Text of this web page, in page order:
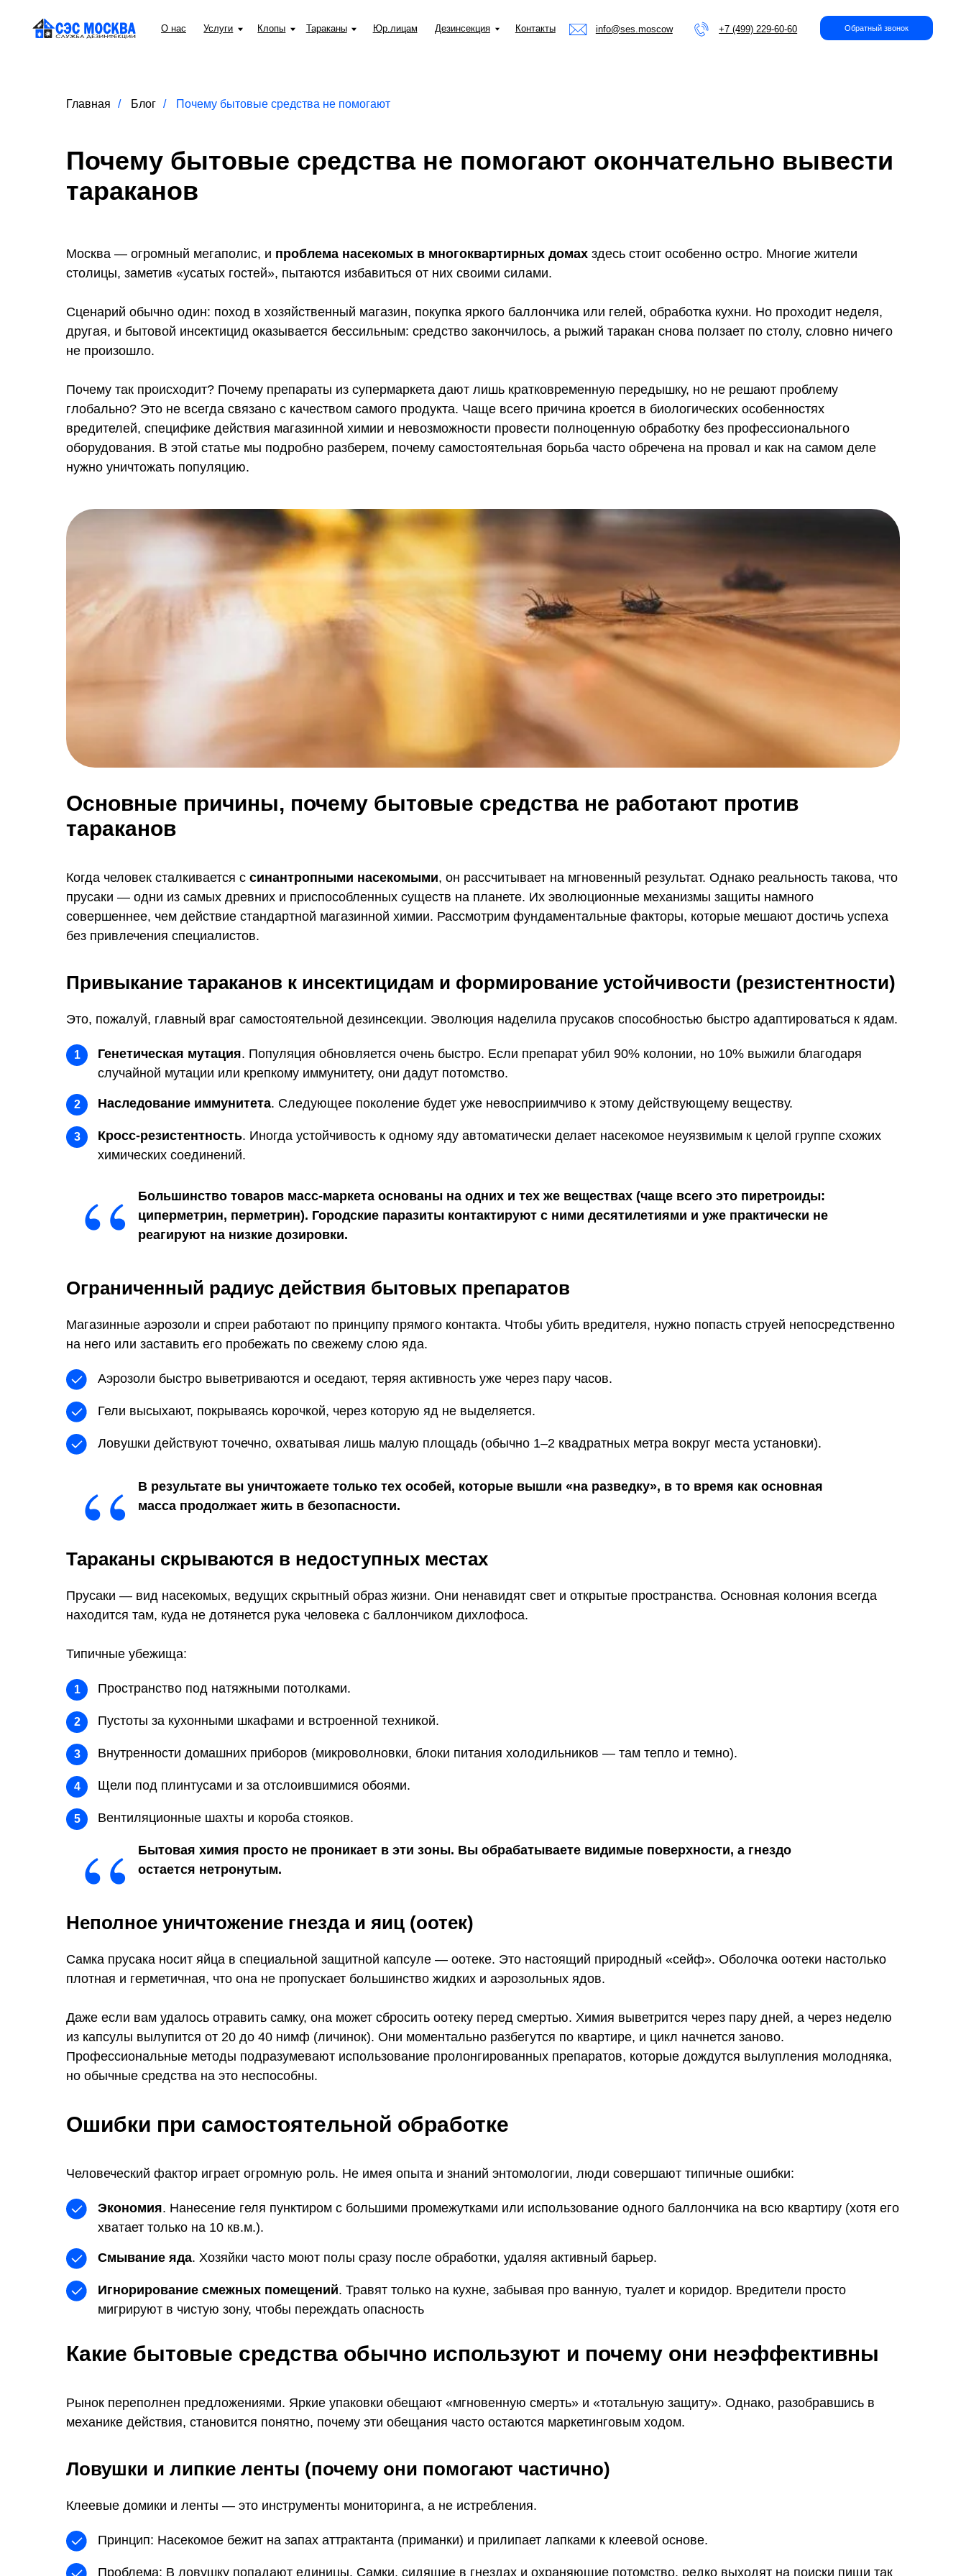
Обратный звонок
info@ses.moscow +7 (499) 229-60-60
О нас Услуги Клопы Тараканы Дезинсекция
Юр.лицам Контакты
Главная / Блог / Почему бытовые средства не помогают
Почему бытовые средства не помогают окончательно вывести
тараканов
Москва — огромный мегаполис, и проблема насекомых в многоквартирных домах здесь стоит особенно остро. Многие жители
столицы, заметив «усатых гостей», пытаются избавиться от них своими силами.
Сценарий обычно один: поход в хозяйственный магазин, покупка яркого баллончика или гелей, обработка кухни. Но проходит неделя,
другая, и бытовой инсектицид оказывается бессильным: средство закончилось, а рыжий таракан снова ползает по столу, словно ничего
не произошло.
Почему так происходит? Почему препараты из супермаркета дают лишь кратковременную передышку, но не решают проблему
глобально? Это не всегда связано с качеством самого продукта. Чаще всего причина кроется в биологических особенностях
вредителей, специфике действия магазинной химии и невозможности провести полноценную обработку без профессионального
оборудования. В этой статье мы подробно разберем, почему самостоятельная борьба часто обречена на провал и как на самом деле
нужно уничтожать популяцию.
Основные причины, почему бытовые средства не работают против
тараканов
Когда человек сталкивается с синантропными насекомыми, он рассчитывает на мгновенный результат. Однако реальность такова, что
прусаки — одни из самых древних и приспособленных существ на планете. Их эволюционные механизмы защиты намного
совершеннее, чем действие стандартной магазинной химии. Рассмотрим фундаментальные факторы, которые мешают достичь успеха
без привлечения специалистов.
Привыкание тараканов к инсектицидам и формирование устойчивости (резистентности)
Это, пожалуй, главный враг самостоятельной дезинсекции. Эволюция наделила прусаков способностью быстро адаптироваться к ядам.
1 Генетическая мутация. Популяция обновляется очень быстро. Если препарат убил 90% колонии, но 10% выжили благодаря
случайной мутации или крепкому иммунитету, они дадут потомство.
2 Наследование иммунитета. Следующее поколение будет уже невосприимчиво к этому действующему веществу.
3 Кросс-резистентность. Иногда устойчивость к одному яду автоматически делает насекомое неуязвимым к целой группе схожих
химических соединений.
“
Большинство товаров масс-маркета основаны на одних и тех же веществах (чаще всего это пиретроиды:
циперметрин, перметрин). Городские паразиты контактируют с ними десятилетиями и уже практически не
реагируют на низкие дозировки.
Ограниченный радиус действия бытовых препаратов
Магазинные аэрозоли и спреи работают по принципу прямого контакта. Чтобы убить вредителя, нужно попасть струей непосредственно
на него или заставить его пробежать по свежему слою яда.
Аэрозоли быстро выветриваются и оседают, теряя активность уже через пару часов.
Гели высыхают, покрываясь корочкой, через которую яд не выделяется.
Ловушки действуют точечно, охватывая лишь малую площадь (обычно 1–2 квадратных метра вокруг места установки).
“
В результате вы уничтожаете только тех особей, которые вышли «на разведку», в то время как основная
масса продолжает жить в безопасности.
Тараканы скрываются в недоступных местах
Прусаки — вид насекомых, ведущих скрытный образ жизни. Они ненавидят свет и открытые пространства. Основная колония всегда
находится там, куда не дотянется рука человека с баллончиком дихлофоса.
Типичные убежища:
1 Пространство под натяжными потолками.
2 Пустоты за кухонными шкафами и встроенной техникой.
3 Внутренности домашних приборов (микроволновки, блоки питания холодильников — там тепло и темно).
4 Щели под плинтусами и за отслоившимися обоями.
5 Вентиляционные шахты и короба стояков.
“
Бытовая химия просто не проникает в эти зоны. Вы обрабатываете видимые поверхности, а гнездо
остается нетронутым.
Неполное уничтожение гнезда и яиц (оотек)
Самка прусака носит яйца в специальной защитной капсуле — оотеке. Это настоящий природный «сейф». Оболочка оотеки настолько
плотная и герметичная, что она не пропускает большинство жидких и аэрозольных ядов.
Даже если вам удалось отравить самку, она может сбросить оотеку перед смертью. Химия выветрится через пару дней, а через неделю
из капсулы вылупится от 20 до 40 нимф (личинок). Они моментально разбегутся по квартире, и цикл начнется заново.
Профессиональные методы подразумевают использование пролонгированных препаратов, которые дождутся вылупления молодняка,
но обычные средства на это неспособны.
Ошибки при самостоятельной обработке
Человеческий фактор играет огромную роль. Не имея опыта и знаний энтомологии, люди совершают типичные ошибки:
Экономия. Нанесение геля пунктиром с большими промежутками или использование одного баллончика на всю квартиру (хотя его
хватает только на 10 кв.м.).
Смывание яда. Хозяйки часто моют полы сразу после обработки, удаляя активный барьер.
Игнорирование смежных помещений. Травят только на кухне, забывая про ванную, туалет и коридор. Вредители просто
мигрируют в чистую зону, чтобы переждать опасность
Какие бытовые средства обычно используют и почему они неэффективны
Рынок переполнен предложениями. Яркие упаковки обещают «мгновенную смерть» и «тотальную защиту». Однако, разобравшись в
механике действия, становится понятно, почему эти обещания часто остаются маркетинговым ходом.
Ловушки и липкие ленты (почему они помогают частично)
Клеевые домики и ленты — это инструменты мониторинга, а не истребления.
Принцип: Насекомое бежит на запах аттрактанта (приманки) и прилипает лапками к клеевой основе.
Проблема: В ловушку попадают единицы. Самки, сидящие в гнездах и охраняющие потомство, редко выходят на поиски пищи так